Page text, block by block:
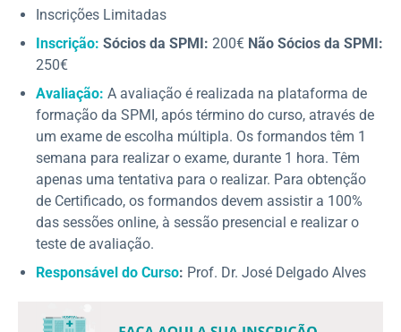
Inscrições Limitadas
Inscrição: Sócios da SPMI: 200€ Não Sócios da SPMI:
250€
Avaliação: A avaliação é realizada na plataforma de
formação da SPMI, após término do curso, através de
um exame de escolha múltipla. Os formandos têm 1
semana para realizar o exame, durante 1 hora. Têm
apenas uma tentativa para o realizar. Para obtenção
de Certificado, os formandos devem assistir a 100%
das sessões online, à sessão presencial e realizar o
teste de avaliação.
Responsável do Curso: Prof. Dr. José Delgado Alves